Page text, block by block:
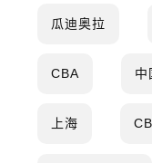
瓜迪奥拉
CBA 中
上海